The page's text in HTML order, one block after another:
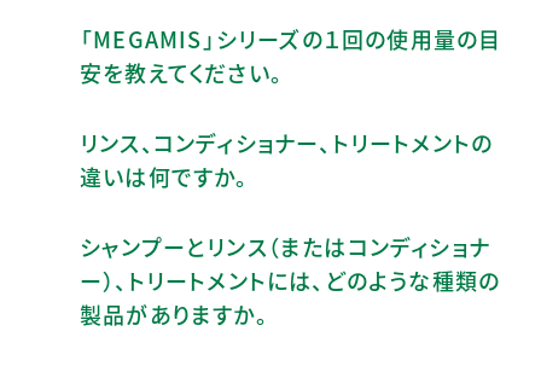
「MEGAMIS」シリーズの１回の使用量の目
安を教えてください。
リンス、コンディショナー、トリートメントの
違いは何ですか。
シャンプーとリンス（またはコンディショナ
ー）、トリートメントには、どのような種類の
製品がありますか。